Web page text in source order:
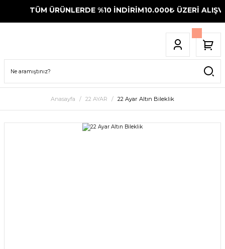
TÜM ÜRÜNLERDE %10 İNDİRİM10.000₺ ÜZERİ
Anasayfa 22 AYAR 22 Ayar Altın Bileklik